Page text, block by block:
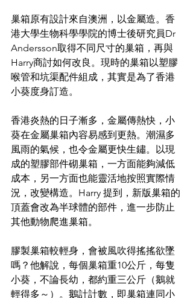
巢箱原有設計來自澳洲，以金屬造。香
港大學生物科學學院的博士後研究員Dr
Andersson取得不同尺寸的巢箱，再與
Harry商討如何改良。現時的巢箱以塑膠
喉管和坑渠配件組成，其實是為了香港
小葵度身訂造。
香港炎熱的日子漸多，金屬傳熱快，小
葵在金屬巢箱內容易感到更熱。潮濕多
風雨的氣候，也令金屬更快生鏽。以現
成的塑膠部件砌巢箱，一方面能夠減低
成本，另一方面也能靈活地按照實際情
況，改變構造。Harry 提到，新版巢箱的
頂蓋會改為半球體的部件，進一步防止
其他動物爬進巢箱。
膠製巢箱較輕身，會被風吹得搖搖欲墜
嗎？他解說，每個巢箱重10公斤，每隻
小葵，不論長幼，都約重三公斤（鵝就
輕得多～）。鵝計計數，即巢箱連同小